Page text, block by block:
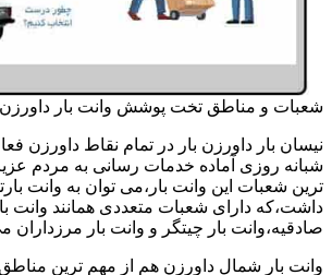
شعبات و مناطق تخت پوشش وانت بار داورزن
نیسان بار داورزن بار در تمام نقاط داورزن
شبانه روزی آماده خدمات رسانی به مردم
ترین شعبات این وانت بار،می توان به وانت
داشت،که دارای شعبات متعددی همانند وانت
صادقیه،وانت بار چیتگر و وانت بار مرزداران
وانت بار شمال داورزن هم از مهم ترین